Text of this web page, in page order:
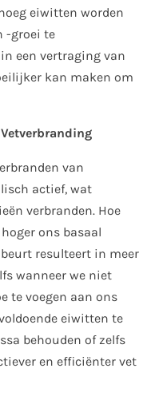
eiwitten worden
-groei te
een vertraging van
kan maken om
van
actief, wat
verbranden. Hoe
ons basaal
resulteert in meer
wanneer we niet
te voegen aan ons
eiwitten te
behouden of zelfs
en efficiënter vet